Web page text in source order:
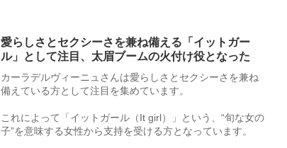
愛らしさとセクシーさを兼ね備える「イットガー
ル」として注目、太眉ブームの火付け役となった
カーラデルヴィーニュさんは愛らしさとセクシーさを兼ね
備えている方として注目を集めています。
これによって「イットガール（It girl）」という、“旬な女の
子”を意味する女性から支持を受ける方となっています。